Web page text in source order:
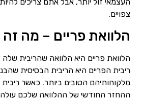
צפויים.
הלוואת פריים – מה
הלוואת פריים היא הלוואה שהריבית שלה
ריבית הפריים היא הריבית הבסיסית
מלקוחותיהם הטובים ביותר. כאשר
ההחזר החודשי של ההלוואה שלכם